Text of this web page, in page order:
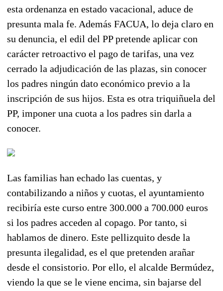
esta ordenanza en estado vacacional, aduce de
presunta mala fe. Además FACUA, lo deja claro en
su denuncia, el edil del PP pretende aplicar con
carácter retroactivo el pago de tarifas, una vez
cerrado la adjudicación de las plazas, sin conocer
los padres ningún dato económico previo a la
inscripción de sus hijos. Esta es otra triquiñuela del
PP, imponer una cuota a los padres sin darla a
conocer.
Las familias han echado las cuentas, y
contabilizando a niños y cuotas, el ayuntamiento
recibiría este curso entre 300.000 a 700.000 euros
si los padres acceden al copago. Por tanto, si
hablamos de dinero. Este pellizquito desde la
presunta ilegalidad, es el que pretenden arañar
desde el consistorio. Por ello, el alcalde Bermúdez,
viendo la que se le viene encima, sin bajarse del